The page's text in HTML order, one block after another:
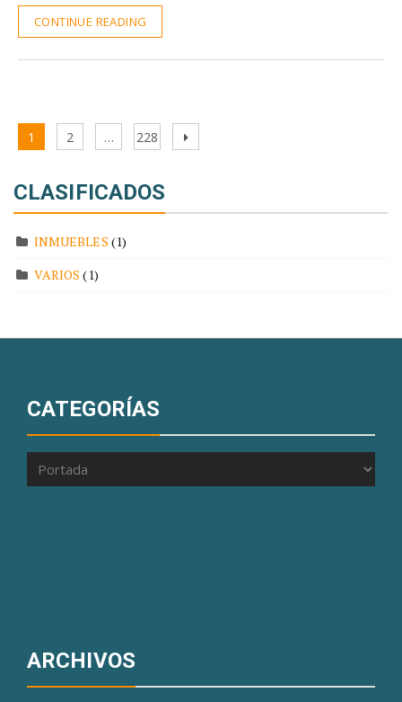
CONTINUE READING
Paginación
entradas
Page
1 Page
2 … Page
228
Next
CLASIFICADOS
INMUEBLES (1)
VARIOS (1)
CATEGORÍAS
Categorías
ARCHIVOS